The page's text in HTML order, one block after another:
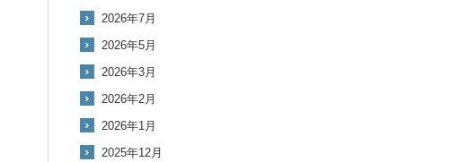
2026年7月
2026年5月
2026年3月
2026年2月
2026年1月
2025年12月